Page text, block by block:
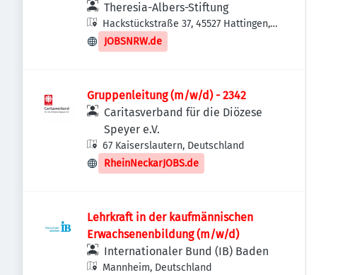
Theresia-Albers-Stiftung
Hackstückstraße 37, 45527 Hattingen,
Deutschland
JOBSNRW.de
Gruppenleitung (m/w/d) - 2342
Caritasverband für die Diözese
Speyer e.V.
67 Kaiserslautern, Deutschland
RheinNeckarJOBS.de
Lehrkraft in der kaufmännischen
Erwachsenenbildung (m/w/d)
Internationaler Bund (IB) Baden
Mannheim, Deutschland